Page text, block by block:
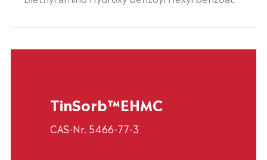
TinSorb™EHMC
CAS-Nr. 5466-77-3